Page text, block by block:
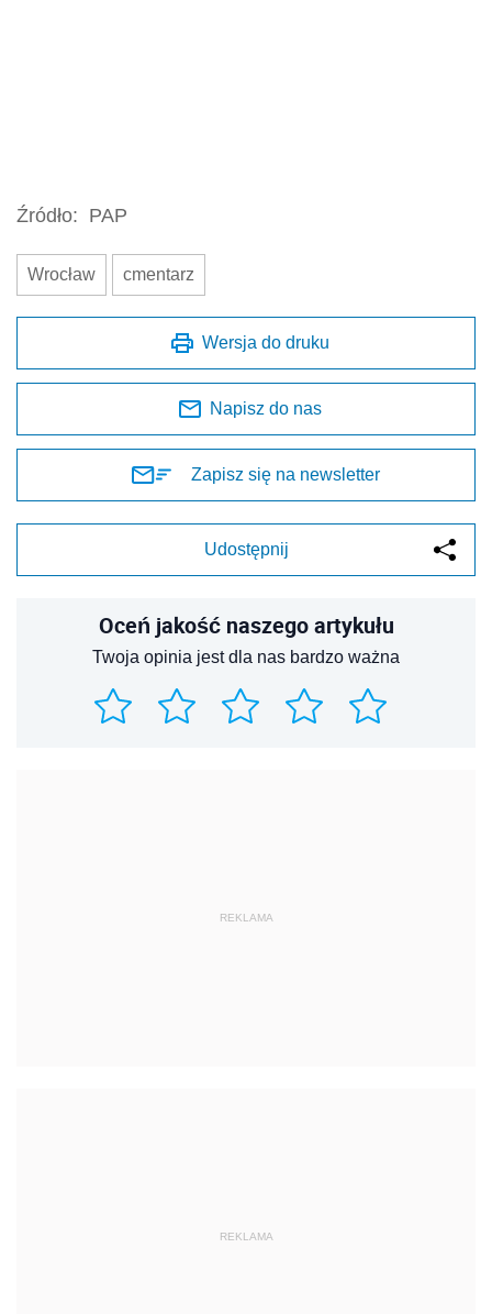
Źródło: PAP
Wrocław cmentarz
Wersja do druku
Napisz do nas
Zapisz się na newsletter
Udostępnij
Oceń jakość naszego artykułu
Twoja opinia jest dla nas bardzo ważna
REKLAMA
REKLAMA